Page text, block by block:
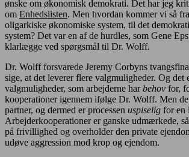
ønske om økonomisk demokrati. Det har jeg
om Enhedslisten. Men hvordan kommer vi så
oligarkiske økonomiske system, til det
system? Det var en af de hurdles, som Gene
klarlægge ved spørgsmål til Dr. Wolff.
Dr. Wolff forsvarede Jeremy Corbyns
sige, at det leverer flere valgmuligheder. Og det
valgmuligheder, som arbejderne harbehov for,
kooperationer igennem ifølge Dr. Wolff. Men
partner, og dermed er processen uspiselig for en
Arbejderkooperationer er ganske udmærkede,
på frivillighed og overholder den private
udøve aggression mod krop og ejendom.